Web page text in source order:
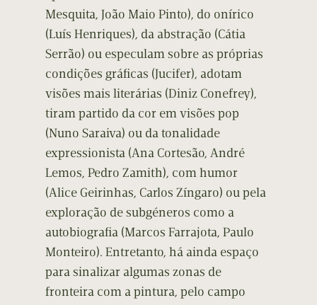
Mesquita, João Maio Pinto), do onírico
(Luís Henriques), da abstração (Cátia
Serrão) ou especulam sobre as próprias
condições gráficas (Jucifer), adotam
visões mais literárias (Diniz Conefrey),
tiram partido da cor em visões pop
(Nuno Saraiva) ou da tonalidade
expressionista (Ana Cortesão, André
Lemos, Pedro Zamith), com humor
(Alice Geirinhas, Carlos Zíngaro) ou pela
exploração de subgéneros como a
autobiografia (Marcos Farrajota, Paulo
Monteiro). Entretanto, há ainda espaço
para sinalizar algumas zonas de
fronteira com a pintura, pelo campo